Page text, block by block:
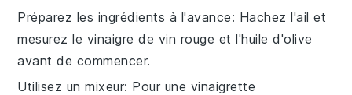
Préparez les ingrédients à l'avance: Hachez l'ail et
mesurez le vinaigre de vin rouge et l'huile d'olive
avant de commencer.
Utilisez un mixeur: Pour une vinaigrette